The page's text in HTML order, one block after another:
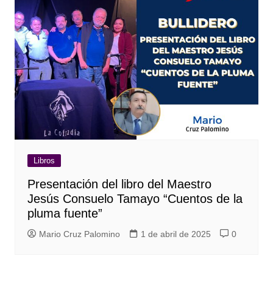
Libros
Presentación del libro del Maestro
Jesús Consuelo Tamayo “Cuentos de la
pluma fuente”
Mario Cruz Palomino 1 de abril de 2025 0